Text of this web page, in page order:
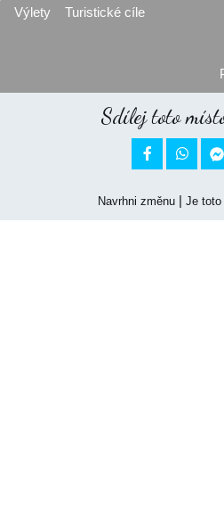
Výlety Turistické cíle
Sdílej toto
 
Navrhni změnu| Je